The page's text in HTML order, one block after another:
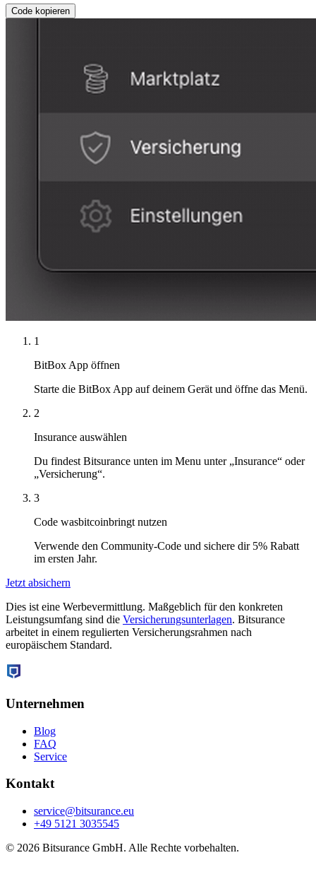
Code kopieren
1
BitBox App öffnen
Starte die BitBox App auf deinem Gerät und öffne das Menü.
2
Insurance auswählen
Du findest Bitsurance unten im Menu unter „Insurance“ oder
„Versicherung“.
3
Code wasbitcoinbringt nutzen
Verwende den Community-Code und sichere dir 5% Rabatt
im ersten Jahr.
Jetzt absichern
Dies ist eine Werbevermittlung. Maßgeblich für den konkreten
Leistungsumfang sind die Versicherungsunterlagen. Bitsurance
arbeitet in einem regulierten Versicherungsrahmen nach
europäischem Standard.
Unternehmen
Blog
FAQ
Service
Kontakt
service@bitsurance.eu
+49 5121 3035545
© 2026 Bitsurance GmbH. Alle Rechte vorbehalten.